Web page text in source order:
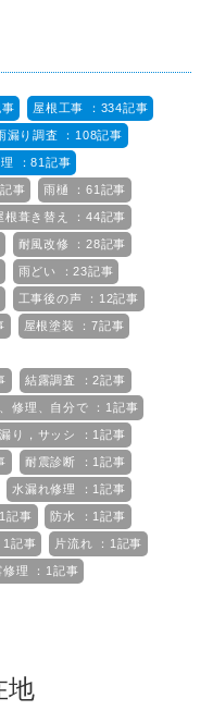
屋根工事 ：334記事
漏り調査 ：108記事
：81記事
事 雨樋 ：61記事
根葺き替え ：44記事
耐風改修 ：28記事
雨どい ：23記事
工事後の声 ：12記事
屋根塗装 ：7記事
結露調査 ：2記事
修理、自分で ：1記事
り，サッシ ：1記事
耐震診断 ：1記事
水漏れ修理 ：1記事
記事 防水 ：1記事
1記事 片流れ ：1記事
修理 ：1記事
地